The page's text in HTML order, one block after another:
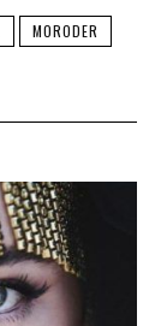
MORODER